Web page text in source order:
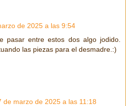
de 2025 a las 9:54
pasar entre estos dos algo jodido.
las piezas para el desmadre.:)
de marzo de 2025 a las 11:18